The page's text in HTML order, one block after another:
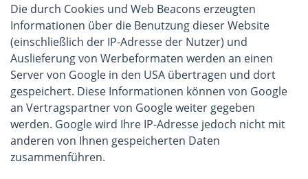
Die durch Cookies und Web Beacons erzeugten
Informationen über die Benutzung dieser Website
(einschließlich der IP-Adresse der Nutzer) und
Auslieferung von Werbeformaten werden an einen
Server von Google in den USA übertragen und dort
gespeichert. Diese Informationen können von Google
an Vertragspartner von Google weiter gegeben
werden. Google wird Ihre IP-Adresse jedoch nicht mit
anderen von Ihnen gespeicherten Daten
zusammenführen.